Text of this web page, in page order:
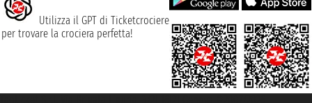
Utilizza il GPT di Ticketcrociere
per trovare la crociera perfetta!